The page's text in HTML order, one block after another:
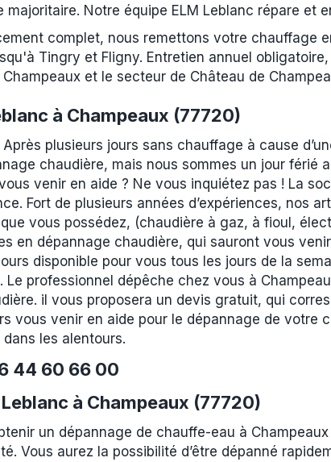
Notre équipe ELM Leblanc répare et
complet, nous remettons votre chauffage
Tingry et Fligny. Entretien annuel
et le secteur de Château de
à Champeaux (77720)
plusieurs jours sans chauffage à cause
chaudière, mais nous sommes un jour férié
venir en aide ? Ne vous inquiétez pas ! La
Fort de plusieurs années d’expériences, nos
vous possédez, (chaudière à gaz, à fioul,
en dépannage chaudière, qui sauront vous
disponible pour vous tous les jours de la
professionnel dépêche chez vous à
il vous proposera un devis gratuit, qui
vous venir en aide pour le dépannage de votre
les alentours.
44 60 66 00
à Champeaux (77720)
un dépannage de chauffe-eau à
Vous aurez la possibilité d’être dépanné